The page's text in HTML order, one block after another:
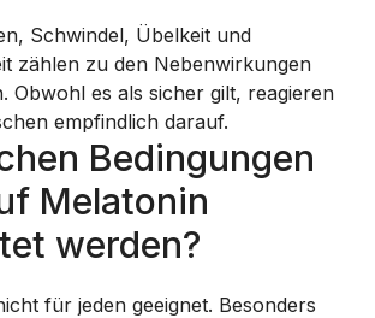
Schwindel, Übelkeit und
zählen zu den Nebenwirkungen
Obwohl es als sicher gilt, reagieren
empfindlich darauf.
Bedingungen
Melatonin
werden?
für jeden geeignet. Besonders